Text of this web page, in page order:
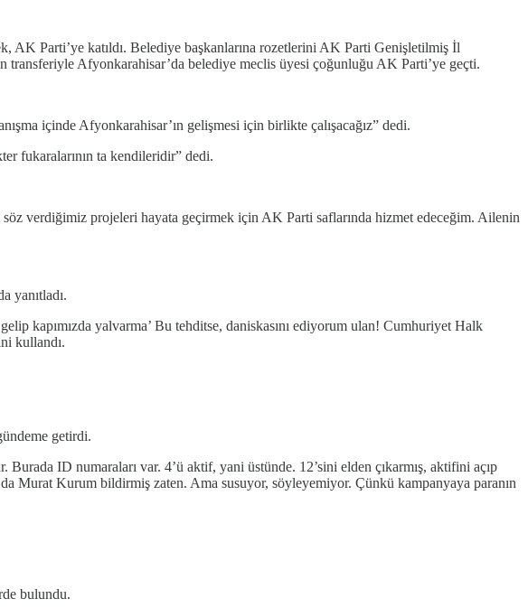
Parti’ye katıldı. Belediye başkanlarına rozetlerini AK Parti Genişletilmiş İl
transferiyle Afyonkarahisar’da belediye meclis üyesi çoğunluğu AK Parti’ye geçti.
içinde Afyonkarahisar’ın gelişmesi için birlikte çalışacağız” dedi.
fukaralarının ta kendileridir” dedi.
verdiğimiz projeleri hayata geçirmek için AK Parti saflarında hizmet edeceğim. Ailenin
yanıtladı.
kapımızda yalvarma’ Bu tehditse, daniskasını ediyorum ulan! Cumhuriyet Halk
kullandı.
getirdi.
ID numaraları var. 4’ü aktif, yani üstünde. 12’sini elden çıkarmış, aktifini açıp
Murat Kurum bildirmiş zaten. Ama susuyor, söyleyemiyor. Çünkü kampanyaya paranın
bulundu.